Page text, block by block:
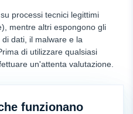
processi tecnici legittimi
mentre altri espongono gli
dati, il malware e la
di utilizzare qualsiasi
un'attenta valutazione.
funzionano